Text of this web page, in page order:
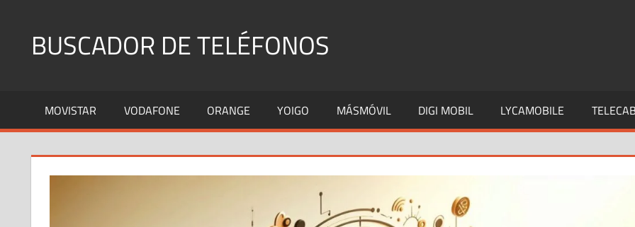
contenidoBUSCADOR DE TELÉFONOS
Fijos
y
MOVISTAR VODAFONE ORANGE YOIGO MÁSMÓVIL DIGI MOBIL LYCAMOBILE